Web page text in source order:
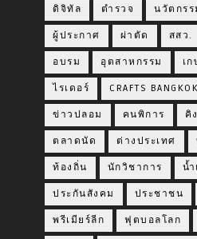
ดิจิทัล ตำรวจ นวัตกรร
ผู้ประกาศ ผ่าตัด สสว.
อบรม อุตสาหกรรม เ
ไรเดอร์ CRAFTS BANGKOK
ข่าวปลอม คนพิการ คิ
ตลาดนัด ต่างประเทศ
ท้องถิ่น นักวิชาการ น้ำ
ประกันสังคม ประชาชน
พรีเมียร์ลีก ฟุตบอลโลก